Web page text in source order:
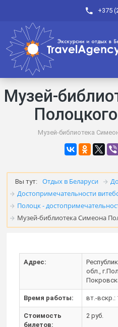
+375
Музей-
Музей-библиотека
Вы тут: Отдых в Беларуси
Достопримечательности
Полоцк -
Музей-библиотека Симеона
Адрес:
обл.,
Время работы: вт.-вскр.:
Стоимость
билетов:
2 руб.